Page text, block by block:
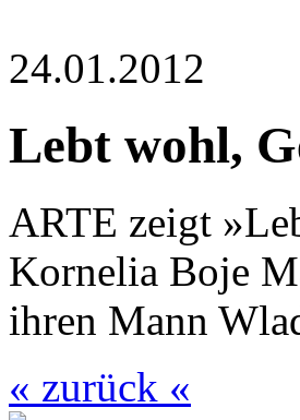
24.01.2012
Lebt wohl,
ARTE zeigt
Kornelia Boje
ihren Mann
« zurück «